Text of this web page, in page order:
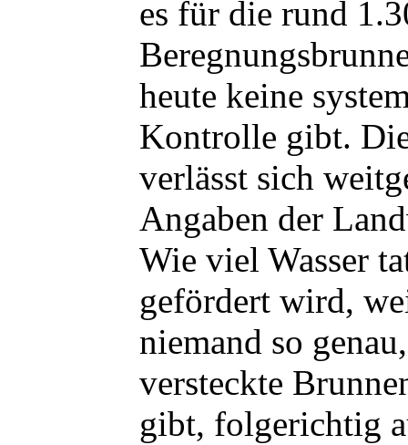
es für die rund
heute keine
Kontrolle gibt.
verlässt sich
Angaben der
Wie viel Wasser
gefördert wird,
niemand so
versteckte
gibt, folgerichtig